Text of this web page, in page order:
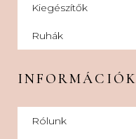
Kiegészítők
Ruhák
INFORMÁCIÓK
Rólunk